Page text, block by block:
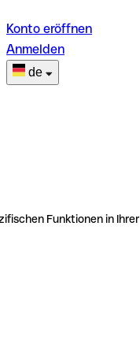
Konto eröffnen
Anmelden
de
Funktionen in Ihrer